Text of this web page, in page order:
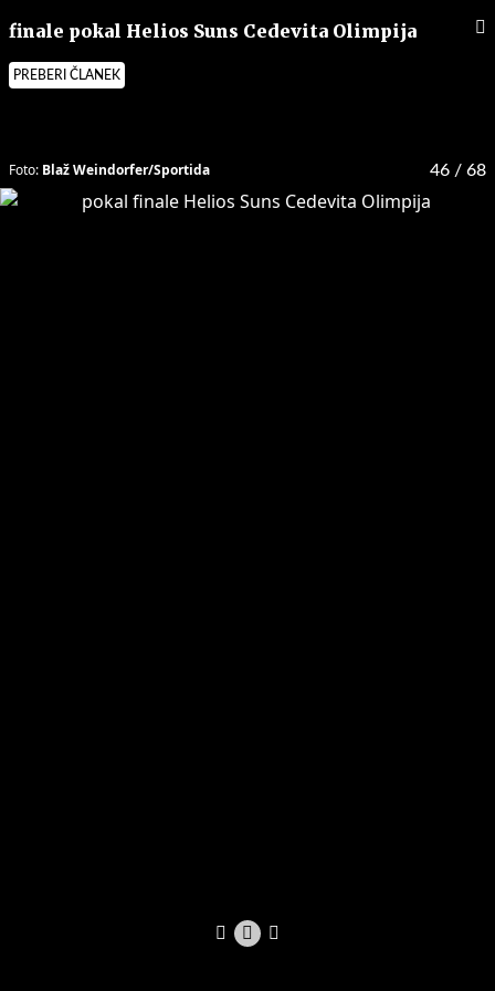
finale pokal Helios Suns Cedevita Olimpija
PREBERI ČLANEK
46 / 68
Foto: Blaž Weindorfer/Sportida